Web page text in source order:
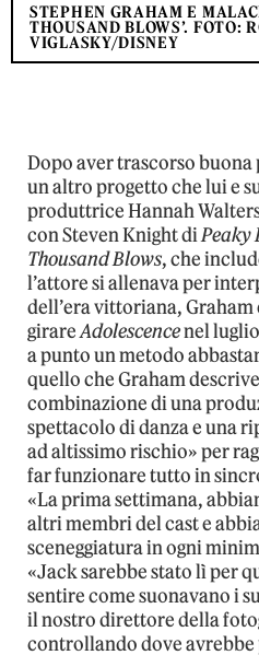
STEPHEN GRAHAM E
THOUSAND BLOWS’. FOTO:
VIGLASKY/DISNEY
Dopo aver trascorso buona
un altro progetto che lui e
produttrice Hannah
con Steven Knight diPeaky
Thousand Blows, che
l’attore si allenava per
dell’era vittoriana,
girareAdolescencenel luglio
a punto un metodo
quello che Graham
combinazione di una
spettacolo di danza e una
ad altissimo rischio» per
far funzionare tutto in
«La prima settimana,
altri membri del cast e
sceneggiatura in ogni
«Jack sarebbe stato lì per
sentire come suonavano i
il nostro direttore della
controllando dove